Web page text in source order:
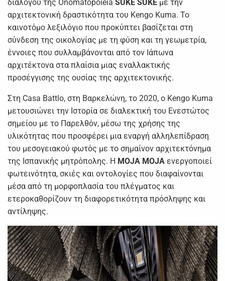
διαλόγου της Onomatopoieia SUKE SUKE με την
αρχιτεκτονική δραστικότητα του Kengo Kuma. To
καινοτόμο λεξιλόγιο που προκύπτει βασίζεται στη
σύνδεση της οικολογίας με τη φύση και τη γεωμετρία,
έννοιες που συλλαμβάνονται από τον Ιάπωνα
αρχιτέκτονα στα πλαίσια μιας εναλλακτικής
προσέγγισης της ουσίας της αρχιτεκτονικής.
Στη Casa Battlo, στη Βαρκελώνη, το 2020, ο Kengo Kuma
μετουσιώνει την Ιστορία σε διαλεκτική του Ενεστώτος
σημείου με το Παρελθόν, μέσω της χρήσης της
υλικότητας που προσφέρει μια εναργή αλληλεπίδραση
του μεσογειακού φωτός με το σημαίνον αρχιτεκτόνημα
της Ισπανικής μητρόπολης. Η MOJA MOJA ενεργοποιεί
φωτεινότητα, σκιές και οντολογίες που διαφαίνονται
μέσα από τη μορφοπλασία του πλέγματος και
ετεροκαθορίζουν τη διαφορετικότητα πρόσληψης και
αντίληψης.